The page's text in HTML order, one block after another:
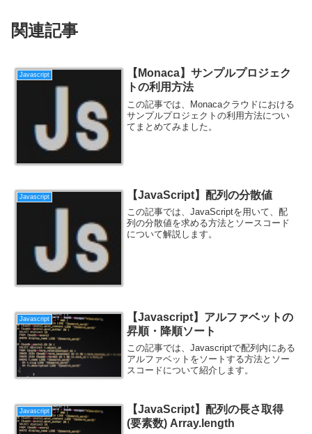
関連記事
Javascript
【Monaca】サンプルプロジェク
トの利用方法
この記事では、Monacaクラウドにおける
サンプルプロジェクトの利用方法につい
てまとめてみました。
Javascript 【JavaScript】配列の分散値
この記事では、JavaScriptを用いて、配
列の分散値を求める方法とソースコード
について解説します。
Javascript
【Javascript】アルファベットの
昇順・降順ソート
この記事では、Javascriptで配列内にある
アルファベットをソートする方法とソー
スコードについて紹介します。
Javascript
【JavaScript】配列の長さ取得
(要素数) Array.length